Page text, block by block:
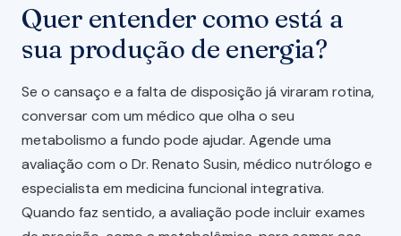
Quer entender como está a
sua produção de energia?
Se o cansaço e a falta de disposição já viraram rotina,
conversar com um médico que olha o seu
metabolismo a fundo pode ajudar. Agende uma
avaliação com o Dr. Renato Susin, médico nutrólogo e
especialista em medicina funcional integrativa.
Quando faz sentido, a avaliação pode incluir exames